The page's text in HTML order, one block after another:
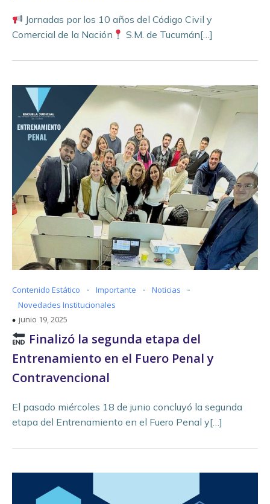
Jornadas por los 10 años del Código Civil y
Comercial de la Nación
S.M. de Tucumán[…]
Contenido Estático - Importante - Noticias -
Novedades Institucionales
junio 19, 2025
Finalizó la segunda etapa del
Entrenamiento en el Fuero Penal y
Contravencional
El pasado miércoles 18 de junio concluyó la segunda
etapa del Entrenamiento en el Fuero Penal y[…]